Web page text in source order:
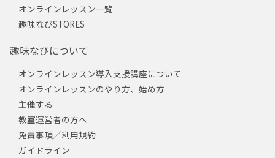
オンラインレッスン一覧
趣味なびSTORES
趣味なびについて
オンラインレッスン導入支援講座について
オンラインレッスンのやり方、始め方
主催する
教室運営者の方へ
免責事項／利用規約
ガイドライン